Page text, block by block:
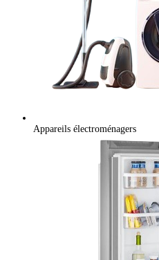
Appareils électroménagers